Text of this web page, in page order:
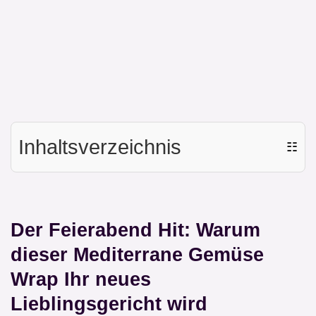
Inhaltsverzeichnis ☷
Der Feierabend Hit: Warum
dieser Mediterrane Gemüse
Wrap Ihr neues
Lieblingsgericht wird